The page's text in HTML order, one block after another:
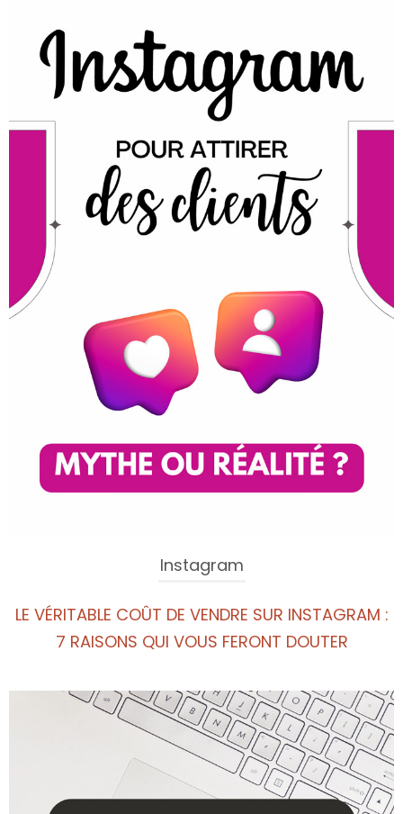
Instagram
LE VÉRITABLE COÛT DE VENDRE SUR INSTAGRAM :
7 RAISONS QUI VOUS FERONT DOUTER